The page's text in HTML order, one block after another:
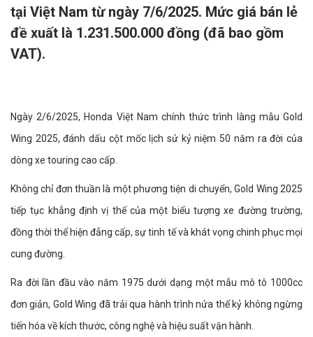
tại Việt Nam từ ngày 7/6/2025. Mức giá bán lẻ
đề xuất là 1.231.500.000 đồng (đã bao gồm
VAT).
Ngày 2/6/2025, Honda Việt Nam chính thức trình làng mẫu Gold
Wing 2025, đánh dấu cột mốc lịch sử kỷ niệm 50 năm ra đời của
dòng xe touring cao cấp.
Không chỉ đơn thuần là một phương tiện di chuyển, Gold Wing 2025
tiếp tục khẳng định vị thế của một biểu tượng xe đường trường,
đồng thời thể hiện đẳng cấp, sự tinh tế và khát vọng chinh phục mọi
cung đường.
Ra đời lần đầu vào năm 1975 dưới dạng một mẫu mô tô 1000cc
đơn giản, Gold Wing đã trải qua hành trình nửa thế kỷ không ngừng
tiến hóa về kích thước, công nghệ và hiệu suất vận hành.